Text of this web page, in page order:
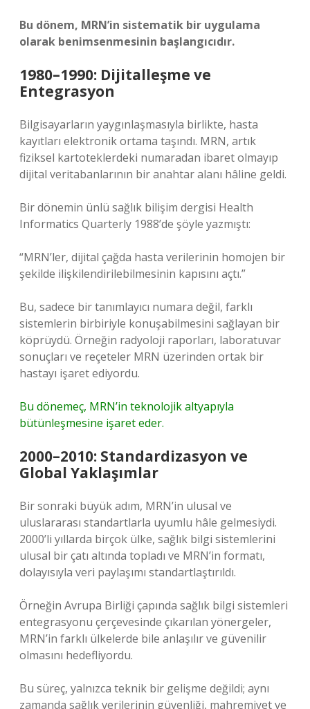
Bu dönem, MRN’in sistematik bir uygulama
olarak benimsenmesinin başlangıcıdır.
1980–1990: Dijitalleşme ve
Entegrasyon
Bilgisayarların yaygınlaşmasıyla birlikte, hasta
kayıtları elektronik ortama taşındı. MRN, artık
fiziksel kartoteklerdeki numaradan ibaret olmayıp
dijital veritabanlarının bir anahtar alanı hâline geldi.
Bir dönemin ünlü sağlık bilişim dergisi Health
Informatics Quarterly 1988’de şöyle yazmıştı:
“MRN’ler, dijital çağda hasta verilerinin homojen bir
şekilde ilişkilendirilebilmesinin kapısını açtı.”
Bu, sadece bir tanımlayıcı numara değil, farklı
sistemlerin birbiriyle konuşabilmesini sağlayan bir
köprüydü. Örneğin radyoloji raporları, laboratuvar
sonuçları ve reçeteler MRN üzerinden ortak bir
hastayı işaret ediyordu.
Bu dönemeç, MRN’in teknolojik altyapıyla
bütünleşmesine işaret eder.
2000–2010: Standardizasyon ve
Global Yaklaşımlar
Bir sonraki büyük adım, MRN’in ulusal ve
uluslararası standartlarla uyumlu hâle gelmesiydi.
2000’li yıllarda birçok ülke, sağlık bilgi sistemlerini
ulusal bir çatı altında topladı ve MRN’in formatı,
dolayısıyla veri paylaşımı standartlaştırıldı.
Örneğin Avrupa Birliği çapında sağlık bilgi sistemleri
entegrasyonu çerçevesinde çıkarılan yönergeler,
MRN’in farklı ülkelerde bile anlaşılır ve güvenilir
olmasını hedefliyordu.
Bu süreç, yalnızca teknik bir gelişme değildi; aynı
zamanda sağlık verilerinin güvenliği, mahremiyet ve